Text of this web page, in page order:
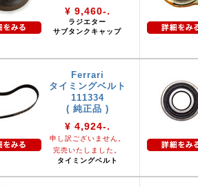
¥ 9,460-.
ラジエター
サブタンクキャップ
Ferrari
タイミングベルト
111334
( 純正品 )
¥ 4,924-.
申し訳ございません。
完売いたしました。
タイミングベルト